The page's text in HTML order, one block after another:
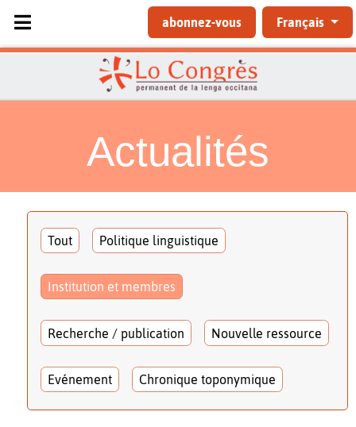
Sélectionnez votre langue
abonnez-vous Français
Actualités
Tout Politique linguistique
Institution et membres
Recherche / publication Nouvelle ressource
Evénement Chronique toponymique